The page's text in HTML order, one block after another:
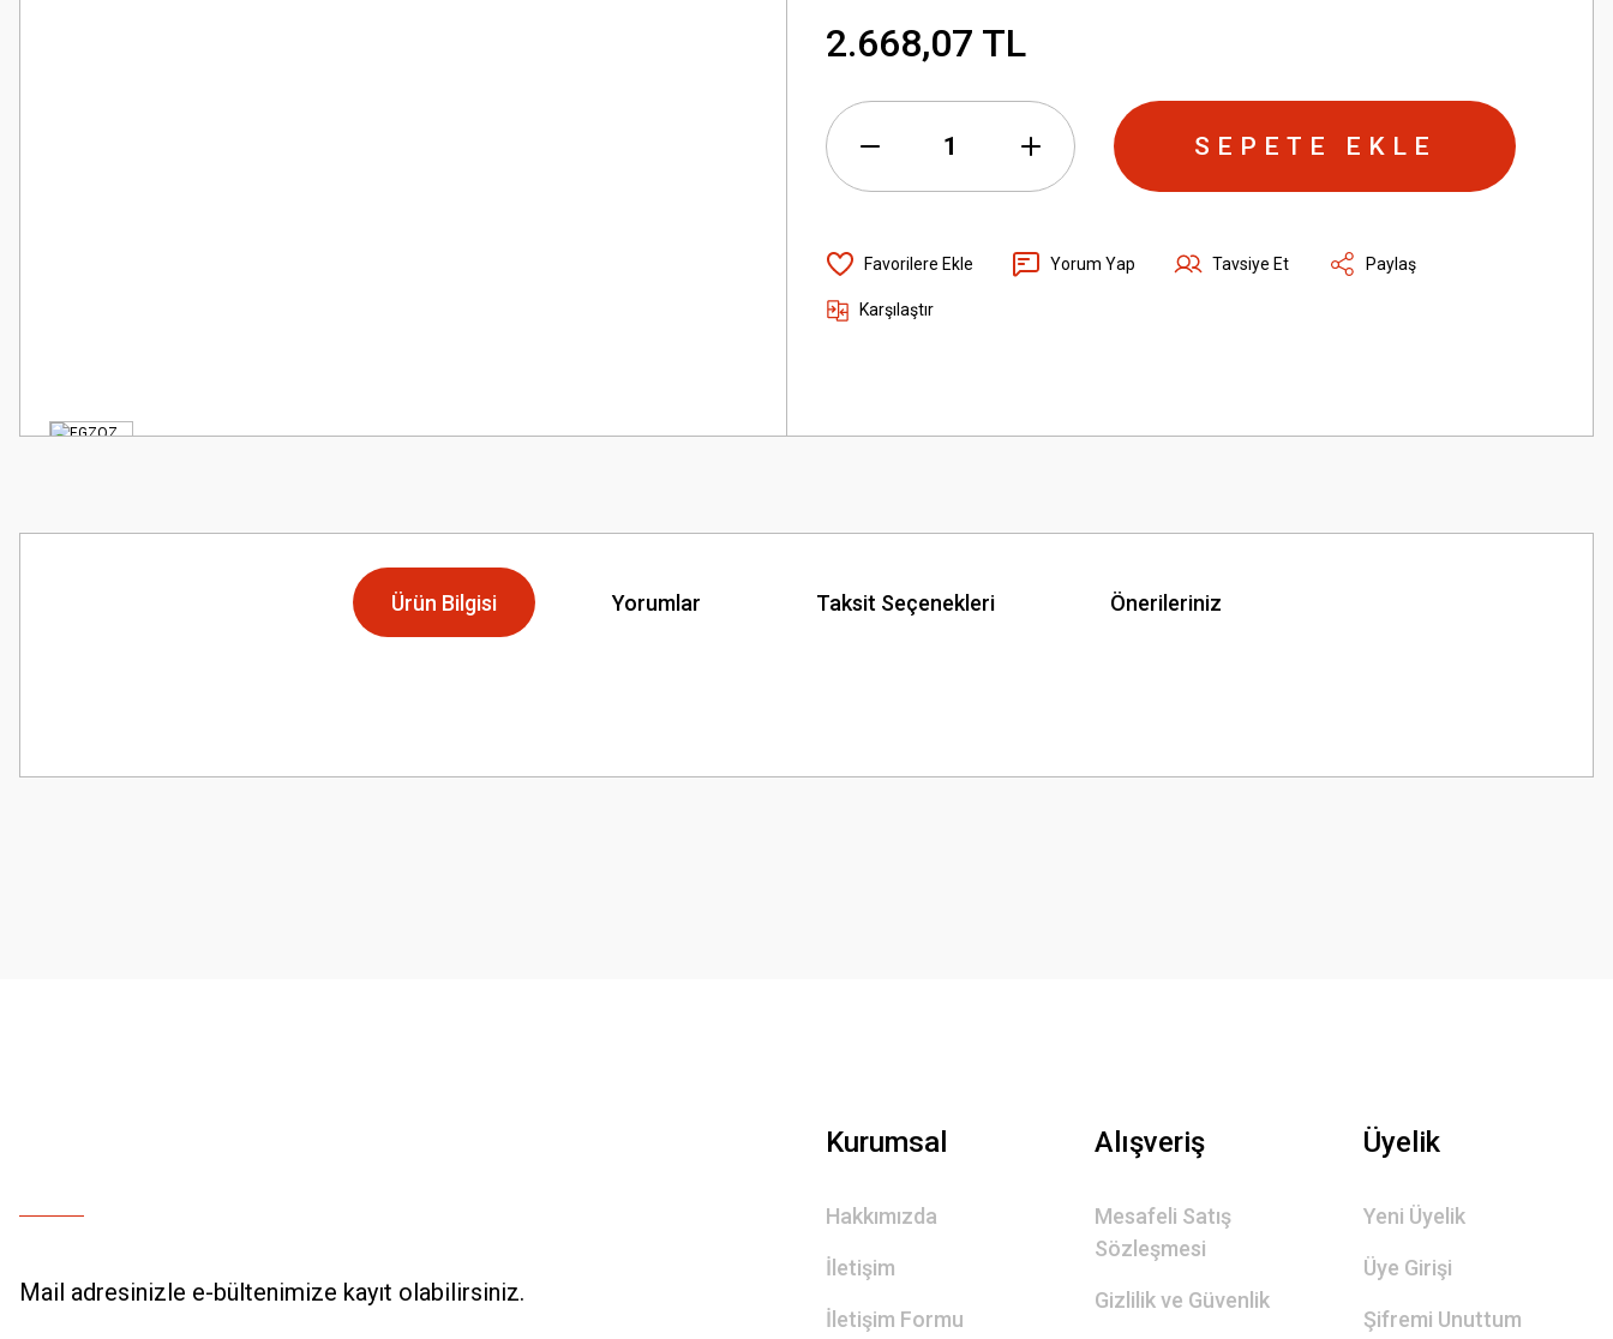
2.668,07 TL
SEPETE EKLE
Yorum Yap Tavsiye Et Paylaş
Karşılaştır
Ürün Bilgisi Yorumlar Taksit Seçenekleri Önerileriniz
Görüş ve önerileriniz için teşekkür ederiz.
Mail adresinizle e-bültenimize kayıt olabilirsiniz.
Kurumsal
Hakkımızda
İletişim
İletişim Formu
Alışveriş
Mesafeli Satış
Sözleşmesi
Gizlilik ve Güvenlik
Üyelik
Yeni Üyelik
Üye Girişi
Şifremi Unuttum